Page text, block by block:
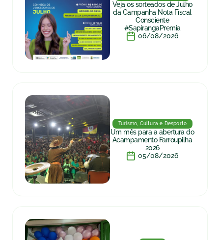
Veja os sorteados de Julho
da Campanha Nota Fiscal
Consciente
#SapirangaPremia
06/08/2026
Turismo, Cultura e Desporto
Um mês para a abertura do
Acampamento Farroupilha
2026
05/08/2026